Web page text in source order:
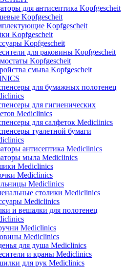
для антисептика Kopfgescheit
Kopfgescheit
Kopfgescheit
Kopfgescheit
Kopfgescheit
для раковины Kopfgescheit
Kopfgescheit
смыва Kopfgescheit
для бумажных полотенец
для гигиенических
Mediclinics
для салфеток Mediclinics
туалетной бумаги
антисептика Mediclinics
мыла Mediclinics
Mediclinics
Mediclinics
Mediclinics
столики Mediclinics
Mediclinics
и вешалки для полотенец
Mediclinics
Mediclinics
для душа Mediclinics
и краны Mediclinics
для рук Mediclinics